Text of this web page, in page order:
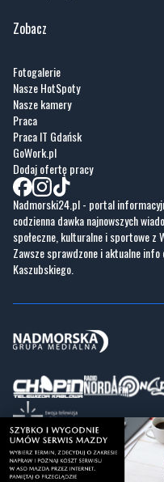
Zobacz
Fotogalerie
Nasze HotSpoty
Nasze kamery
Praca
Praca IT Gdańsk
GoWork.pl
Dodaj ofertę pracy
Nadmorski24.pl - portal
codzienna dawka najnowszych
społeczne, kulturalne i sportowe z
Zawsze sprawdzone i aktualne
Kaszubskiego.
Copyrights © Nadmorski24.pl
Projekt i wykonaniePixlab.pl